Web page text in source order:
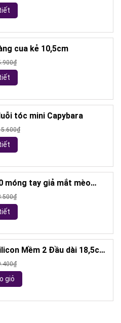
cua kẻ 10,5cm
tóc mini Capybara
móng tay giả mắt mèo
giũa móng (ngẫu nhiên)
Mềm 2 Đầu dài 18,5cm
giỏ